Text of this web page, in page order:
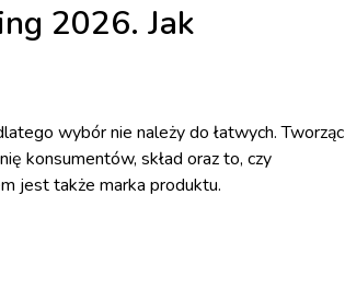
2026. Jak
wybór nie należy do łatwych. Tworząc
konsumentów, skład oraz to, czy
jest także marka produktu.